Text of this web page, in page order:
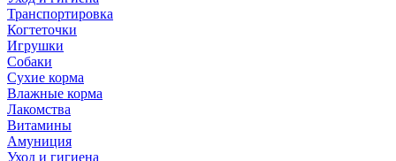
Транспортировка
Когтеточки
Игрушки
Собаки
Сухие корма
Влажные корма
Лакомства
Витамины
Амуниция
Уход и гигиена